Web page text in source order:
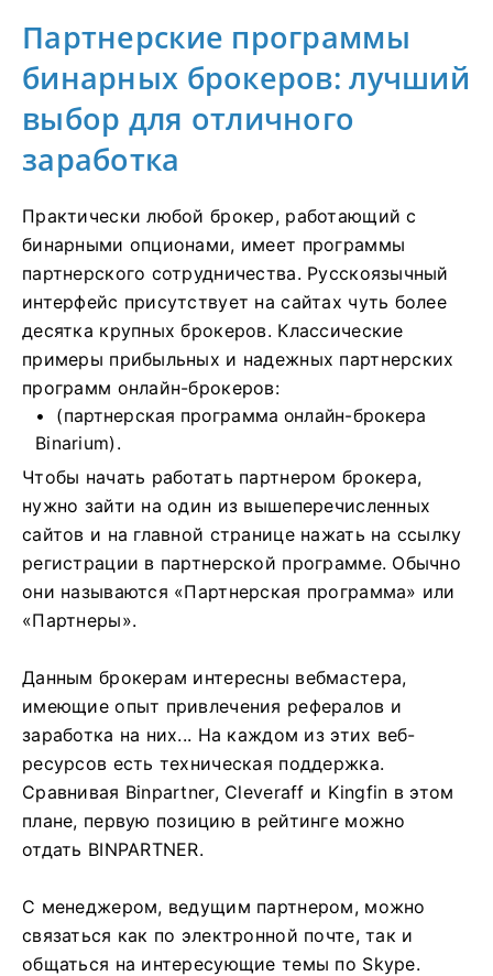
Партнерские программы
бинарных брокеров: лучший
выбор для отличного
заработка
Практически любой брокер, работающий с
бинарными опционами, имеет программы
партнерского сотрудничества. Русскоязычный
интерфейс присутствует на сайтах чуть более
десятка крупных брокеров. Классические
примеры прибыльных и надежных партнерских
программ онлайн-брокеров:
(партнерская программа онлайн-брокера
Binarium).
Чтобы начать работать партнером брокера,
нужно зайти на один из вышеперечисленных
сайтов и на главной странице нажать на ссылку
регистрации в партнерской программе. Обычно
они называются «Партнерская программа» или
«Партнеры».
Данным брокерам интересны вебмастера,
имеющие опыт привлечения рефералов и
заработка на них... На каждом из этих веб-
ресурсов есть техническая поддержка.
Сравнивая Binpartner, Сleveraff и Kingfin в этом
плане, первую позицию в рейтинге можно
отдать BINPARTNER.
С менеджером, ведущим партнером, можно
связаться как по электронной почте, так и
общаться на интересующие темы по Skype.